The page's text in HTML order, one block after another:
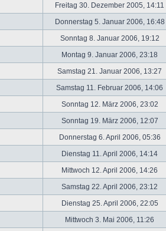
Freitag 30. Dezember 2005, 14:11
Donnerstag 5. Januar 2006, 16:48
Sonntag 8. Januar 2006, 19:12
Montag 9. Januar 2006, 23:18
Samstag 21. Januar 2006, 13:27
Samstag 11. Februar 2006, 14:06
Sonntag 12. März 2006, 23:02
Sonntag 19. März 2006, 12:07
Donnerstag 6. April 2006, 05:36
Dienstag 11. April 2006, 14:14
Mittwoch 12. April 2006, 14:26
Samstag 22. April 2006, 23:12
Dienstag 25. April 2006, 22:05
Mittwoch 3. Mai 2006, 11:26